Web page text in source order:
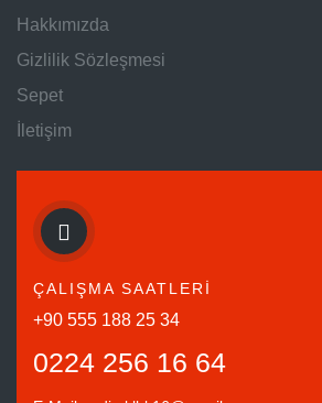
Hakkımızda
Gizlilik Sözleşmesi
Sepet
İletişim
ÇALIŞMA SAATLERİ
+90 555 188 25 34
0224 256 16 64